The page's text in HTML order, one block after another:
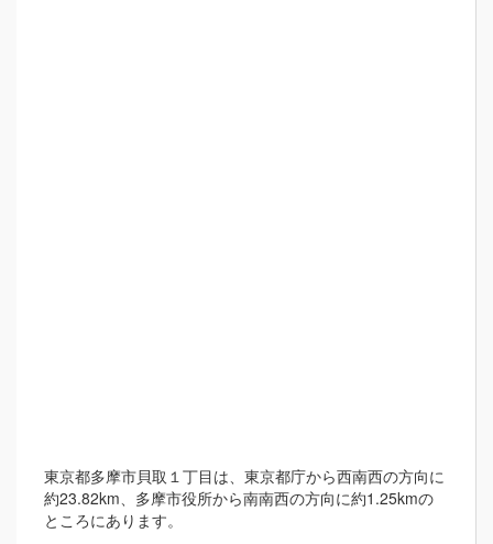
東京都多摩市貝取１丁目は、東京都庁から西南西の方向に
約23.82km、多摩市役所から南南西の方向に約1.25kmの
ところにあります。